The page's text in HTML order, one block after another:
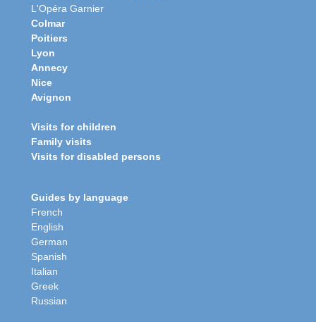
L'Opéra Garnier
Colmar
Poitiers
Lyon
Annecy
Nice
Avignon
Visits for children
Family visits
Visits for disabled persons
Guides by language
French
English
German
Spanish
Italian
Greek
Russian